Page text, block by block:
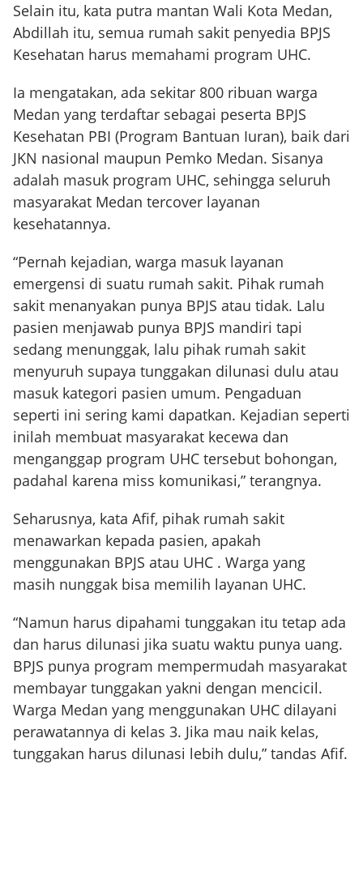
Selain itu, kata putra mantan Wali Kota Medan,
Abdillah itu, semua rumah sakit penyedia BPJS
Kesehatan harus memahami program UHC.
Ia mengatakan, ada sekitar 800 ribuan warga
Medan yang terdaftar sebagai peserta BPJS
Kesehatan PBI (Program Bantuan Iuran), baik dari
JKN nasional maupun Pemko Medan. Sisanya
adalah masuk program UHC, sehingga seluruh
masyarakat Medan tercover layanan
kesehatannya.
“Pernah kejadian, warga masuk layanan
emergensi di suatu rumah sakit. Pihak rumah
sakit menanyakan punya BPJS atau tidak. Lalu
pasien menjawab punya BPJS mandiri tapi
sedang menunggak, lalu pihak rumah sakit
menyuruh supaya tunggakan dilunasi dulu atau
masuk kategori pasien umum. Pengaduan
seperti ini sering kami dapatkan. Kejadian seperti
inilah membuat masyarakat kecewa dan
menganggap program UHC tersebut bohongan,
padahal karena miss komunikasi,” terangnya.
Seharusnya, kata Afif, pihak rumah sakit
menawarkan kepada pasien, apakah
menggunakan BPJS atau UHC . Warga yang
masih nunggak bisa memilih layanan UHC.
“Namun harus dipahami tunggakan itu tetap ada
dan harus dilunasi jika suatu waktu punya uang.
BPJS punya program mempermudah masyarakat
membayar tunggakan yakni dengan mencicil.
Warga Medan yang menggunakan UHC dilayani
perawatannya di kelas 3. Jika mau naik kelas,
tunggakan harus dilunasi lebih dulu,” tandas Afif.